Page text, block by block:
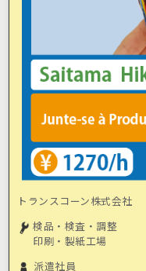
トランスコーン株式会社
検品・検査・調整
印刷・製紙工場
派遣社員